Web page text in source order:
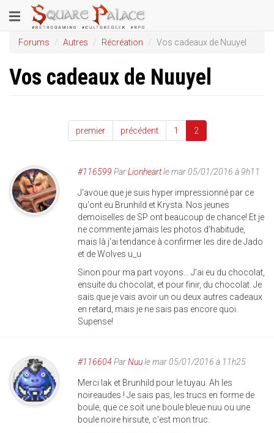
au
contenu
principal
Toggle
navigation
Forums Autres Récréation Vos cadeaux de Nuuyel
Vos cadeaux de Nuuyel
premier précédent 1 2
#116599 ParLionheartle mar 05/01/2016 à 9h11
J'avoue que je suis hyper impressionné par ce
qu'ont eu Brunhild et Krysta. Nos jeunes
demoiselles de SP ont beaucoup de chance! Et je
ne commente jamais les photos d'habitude,
mais là j'ai tendance à confirmer les dire de Jado
et de Wolves u_u
Sinon pour ma part voyons... J'ai eu du chocolat,
ensuite du chocolat, et pour finir, du chocolat. Je
sais que je vais avoir un ou deux autres cadeaux
en retard, mais je ne sais pas encore quoi.
Supense!
#116604 ParNuule mar 05/01/2016 à 11h25
Merci Iak et Brunhild pour le tuyau. Ah les
noireaudes ! Je sais pas, les trucs en forme de
boule, que ce soit une boule bleue nuu ou une
boule noire hirsute, c'est mon truc.